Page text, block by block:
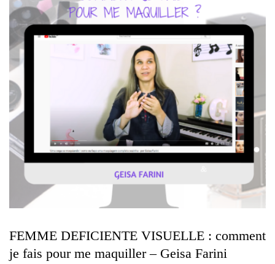
FEMME DEFICIENTE VISUELLE : comment
je fais pour me maquiller – Geisa Farini